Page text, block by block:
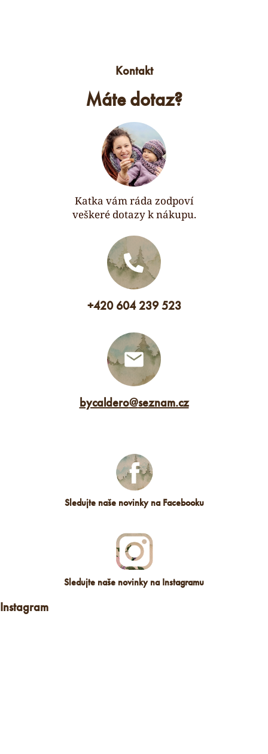
Kontakt
Máte dotaz?
Katka vám ráda zodpoví
veškeré dotazy k nákupu.
bycaldero@seznam.cz
+420 604 239 523
Sledujte naše novinky na Facebooku
Sledujte naše novinky na Instagramu
Instagram